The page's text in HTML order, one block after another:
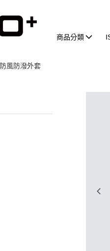
商品分類
防風防潑外套